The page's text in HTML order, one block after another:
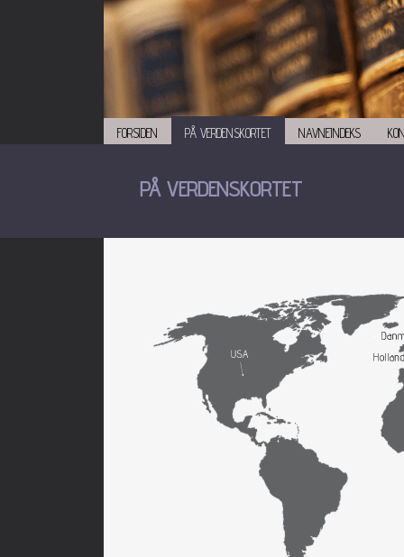
FORSIDEN PÅ VERDENSKORTET NAVNEINDEKS
PÅ VERDENSKORTET